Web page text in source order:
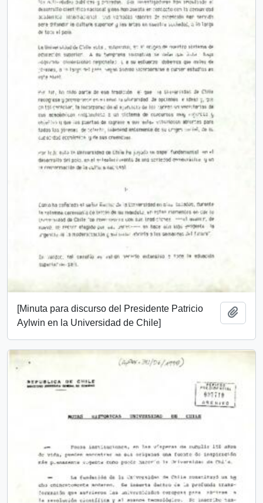
[Minuta para discurso del Presidente Patricio
Aylwin en la Universidad de Chile]